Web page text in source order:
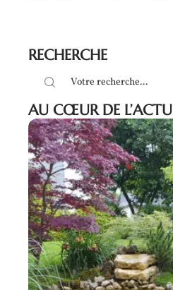
RECHERCHE
AU CŒUR DE L’ACTU